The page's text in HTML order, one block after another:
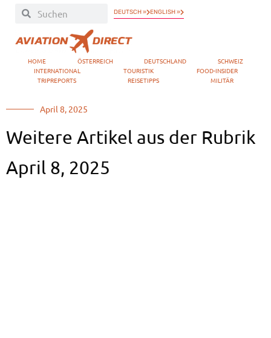
DEUTSCH » ENGLISH »
HOME ÖSTERREICH DEUTSCHLAND
SCHWEIZ
INTERNATIONAL
TOURISTIK
FOOD-INSIDER
TRIPREPORTS
REISETIPPS MILITÄR
April 8, 2025
Weitere Artikel aus der Rubrik
April 8, 2025